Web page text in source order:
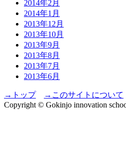
2014年2月
2014年1月
2013年12月
2013年10月
2013年9月
2013年8月
2013年7月
2013年6月
→トップ →このサイトについて
Copyright © Gokinjo innovation